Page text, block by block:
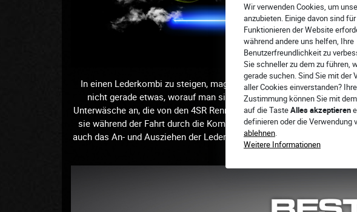
Wir verwenden Cookies, um
anzubieten. Einige davon sind
Funktionieren der Website
während andere uns helfen, Ihre
Benutzerfreundlichkeit zu
Sie schneller zu dem zu führen,
gerade suchen. Sind Sie mit der
aller Cookies einverstanden? Ihre
Zustimmung können Sie mit
auf die TasteAlles akzeptieren
definieren oder die Verwendung
ablehnen
Weitere Informationen
In einen Lederkombi zu steigen, mag für einen Motorradrennfahrer
nicht gerade etwas, worauf man sich freut. Es ist nicht immer
Unterwäsche an, die von den 4SR Rennfahrern getestet wurde.
sie während der Fahrt durch die Kompressionspanels an den
auch das An- und Ausziehen der Lederkombi. Der Vorteil ist, dass
Sport mit hoher